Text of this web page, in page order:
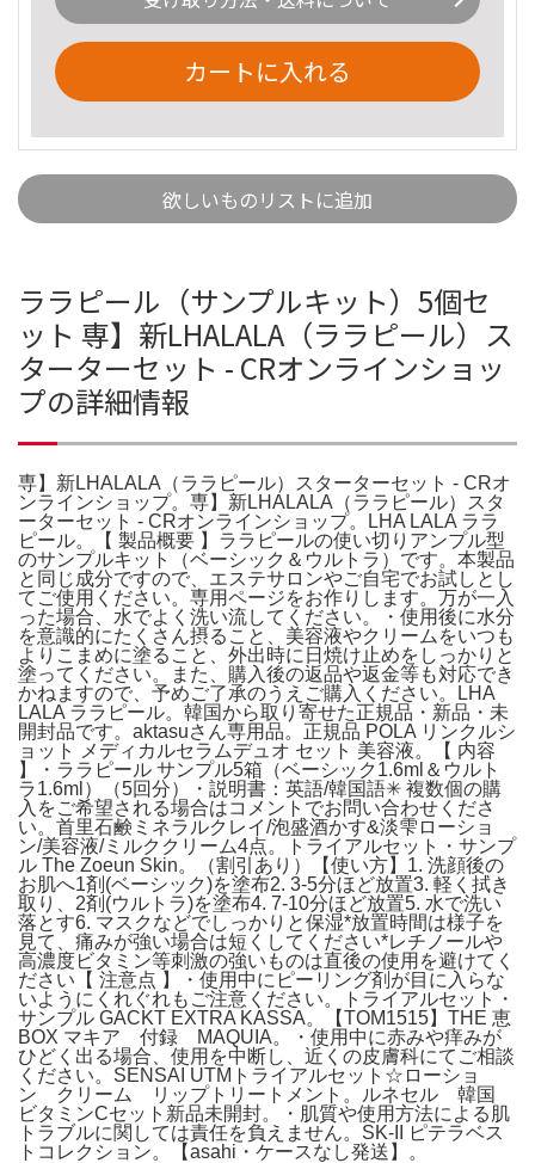
カートに入れる
欲しいものリストに追加
ララピール（サンプルキット）5個セ
ット 専】新LHALALA（ララピール）ス
ターターセット - CRオンラインショッ
プの詳細情報
専】新LHALALA（ララピール）スターターセット - CRオ
ンラインショップ。専】新LHALALA（ララピール）スタ
ーターセット - CRオンラインショップ。LHA LALA ララ
ピール。【 製品概要 】ララピールの使い切りアンプル型
のサンプルキット（ベーシック＆ウルトラ）です。本製品
と同じ成分ですので、エステサロンやご自宅でお試しとし
てご使用ください。専用ページをお作りします。万が一入
った場合、水でよく洗い流してください。・使用後に水分
を意識的にたくさん摂ること、美容液やクリームをいつも
よりこまめに塗ること、外出時に日焼け止めをしっかりと
塗ってください。また、購入後の返品や返金等も対応でき
かねますので、予めご了承のうえご購入ください。LHA
LALA ララピール。韓国から取り寄せた正規品・新品・未
開封品です。aktasuさん専用品。正規品 POLA リンクルシ
ョット メディカルセラムデュオ セット 美容液。【 内容
】・ララピール サンプル5箱（ベーシック1.6ml＆ウルト
ラ1.6ml）（5回分）・説明書：英語/韓国語✳︎ 複数個の購
入をご希望される場合はコメントでお問い合わせくださ
い。首里石鹸ミネラルクレイ/泡盛酒かす&淡雫ローショ
ン/美容液/ミルククリーム4点。トライアルセット・サンプ
ル The Zoeun Skin。（割引あり）【使い方】1. 洗顔後の
お肌へ1剤(ベーシック)を塗布2. 3-5分ほど放置3. 軽く拭き
取り、2剤(ウルトラ)を塗布4. 7-10分ほど放置5. 水で洗い
落とす6. マスクなどでしっかりと保湿*放置時間は様子を
見て、痛みが強い場合は短くしてください*レチノールや
高濃度ビタミン等刺激の強いものは直後の使用を避けてく
ださい【 注意点 】・使用中にピーリング剤が目に入らな
いようにくれぐれもご注意ください。トライアルセット・
サンプル GACKT EXTRA KASSA。【TOM1515】THE 恵
BOX マキア 付録 MAQUIA。・使用中に赤みや痒みが
ひどく出る場合、使用を中断し、近くの皮膚科にてご相談
ください。SENSAI UTMトライアルセット☆ローショ
ン クリーム リップトリートメント。ルネセル 韓国
ビタミンCセット新品未開封。・肌質や使用方法による肌
トラブルに関しては責任を負えません。SK-II ピテラベス
トコレクション。【asahi・ケースなし発送】。